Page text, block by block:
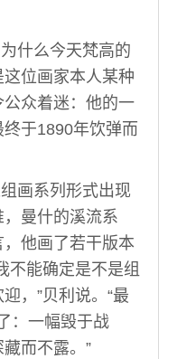
什么今天梵高的
位画家本人某种
众着迷：他的一
于1890年饮弹而
画系列形式出现
曼什的溪流系
他画了若干版本
不能确定是不是组
，”贝利说。“最
：一幅毁于战
而不露。”